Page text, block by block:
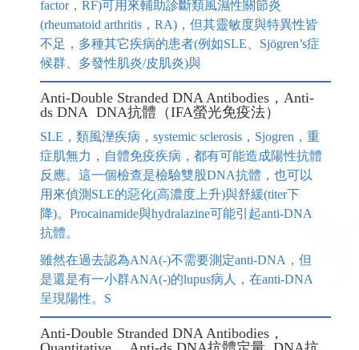
factor，RF)可用來輔助診斷類風濕性關節炎
(rheumatoid arthritis，RA)，但其靈敏度與特異性皆
不足，多種其它疾病的患者(例如SLE、Sjögren’s症
候群、多發性肌炎/皮肌炎)與
Anti-Double Stranded DNA Antibodies，Anti-
ds DNA DNA抗體（IFA螢光免疫法）
SLE，類風溼疾病，systemic sclerosis，Sjogren，重
症肌無力，自體免疫疾病，都有可能造成陽性抗體
反應。這一個檢查是檢驗雙股DNA抗體，也可以
用來偵測SLE的惡化(高濃度上升)與舒緩(titer下
降)。Procainamide與hydralazine可能引起anti-DNA
抗體。
雖然在過去認為ANA(-)不需要測定anti-DNA，但
是還是有一小群ANA(-)的lupus病人，在anti-DNA
呈現陽性。S
Anti-Double Stranded DNA Antibodies，